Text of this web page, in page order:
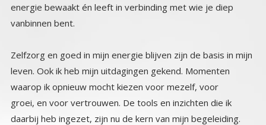
energie bewaakt én leeft in verbinding met wie je diep
vanbinnen bent.
Zelfzorg en goed in mijn energie blijven zijn de basis in mijn
leven. Ook ik heb mijn uitdagingen gekend. Momenten
waarop ik opnieuw mocht kiezen voor mezelf, voor
groei, en voor vertrouwen. De tools en inzichten die ik
daarbij heb ingezet, zijn nu de kern van mijn begeleiding.